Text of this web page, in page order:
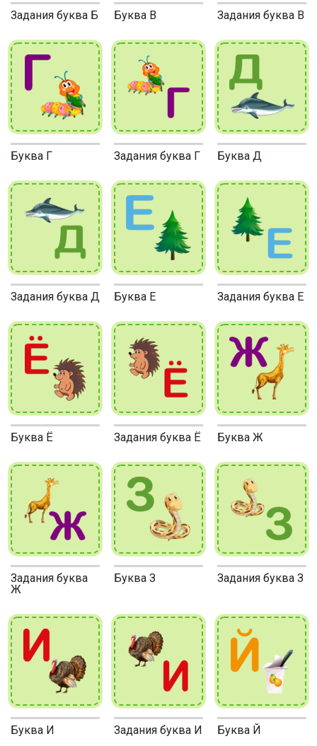
Задания буква Б Буква В Задания буква В
Буква Г Задания буква Г Буква Д
Задания буква Д Буква Е Задания буква Е
Буква Ё Задания буква Ё Буква Ж
Задания буква
Ж
Буква З Задания буква З
Буква И Задания буква И Буква Й